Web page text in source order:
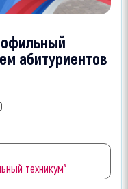
абитуриентов
техникум"